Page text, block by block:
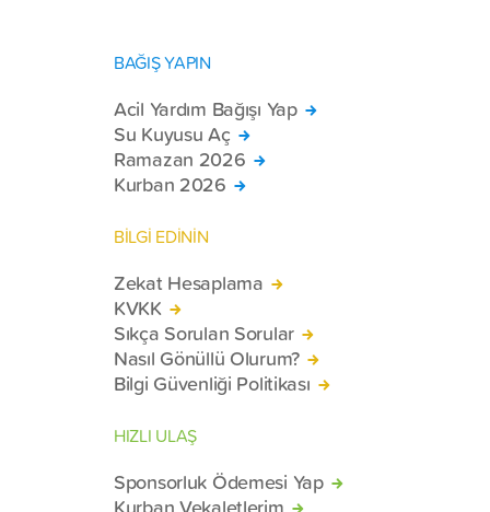
BAĞIŞ YAPIN
Acil Yardım Bağışı Yap
Su Kuyusu Aç
Ramazan 2026
Kurban 2026
BİLGİ EDİNİN
Zekat Hesaplama
KVKK
Sıkça Sorulan Sorular
Nasıl Gönüllü Olurum?
Bilgi Güvenliği Politikası
HIZLI ULAŞ
Sponsorluk Ödemesi Yap
Kurban Vekaletlerim